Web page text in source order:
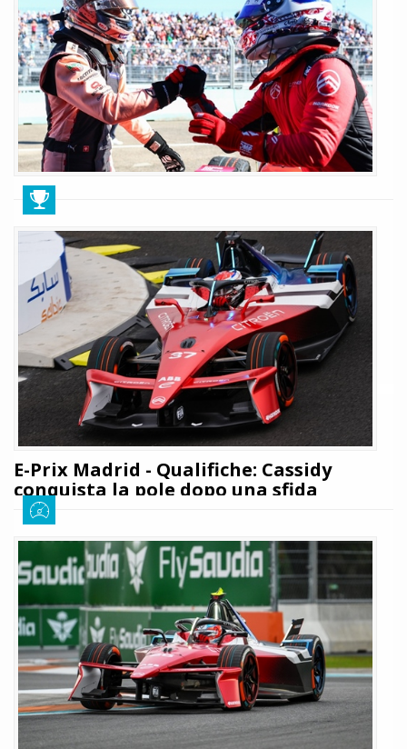
Nick Cassidy si è detto felicissimo al termine dell'E-Prix di Berlino,
nonostante non sia riuscito a terminare sul gradino più alto del podio: le
sue parole
LEGGI TUTTO
E-Prix Berlino: prima vittoria in FE per
Nico Muller, secondo Cassidy
Daniele Muscarella 2 maggio 2026 192
Nico Müller ha conquistato la sua prima vittoria in Formula E nella Gara 1
dell’ePrix di Berlino, aprendo nel modo più emozionante il double-
header sul circuito ricavato nell’ex aeroporto di Tempelhof.
LEGGI TUTTO
E-Prix Madrid - Qualifiche: Cassidy
conquista la pole dopo una sfida
all'ultimo decimo
Giuseppe Cianci 21 marzo 2026 227
A Madrid si sono appena concluse le qualifiche valide per il sesto round
della stagione di Formula E che scatterà questo pomeriggio sul tracciato
di Jarama: leggi la cronaca della sessione e scopri chi partirà in pole
position
LEGGI TUTTO